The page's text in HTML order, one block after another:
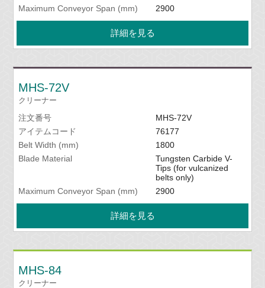
Maximum Conveyor Span (mm)
2900
詳細を見る
MHS-72V
クリーナー
注文番号
MHS-72V
アイテムコード
76177
Belt Width (mm)
1800
Blade Material
Tungsten Carbide V-
Tips (for vulcanized
belts only)
Maximum Conveyor Span (mm)
2900
詳細を見る
MHS-84
クリーナー